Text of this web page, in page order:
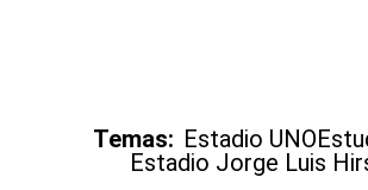
Temas: Estadio UNO
Estadio Jorge Luis